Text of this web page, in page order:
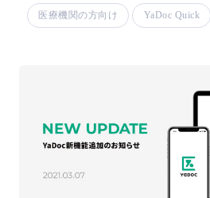
医療機関の方向け YaDoc Quick